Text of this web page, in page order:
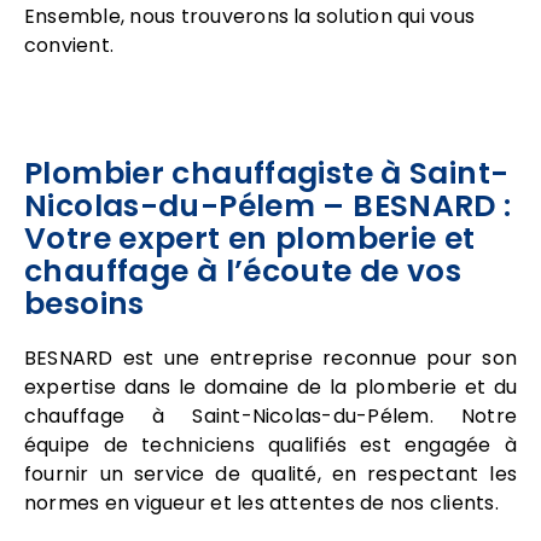
Ensemble, nous trouverons la solution qui vous
convient.
Plombier chauffagiste à Saint-
Nicolas-du-Pélem – BESNARD :
Votre expert en plomberie et
chauffage à l’écoute de vos
besoins
BESNARD est une entreprise reconnue pour son
expertise dans le domaine de la plomberie et du
chauffage à Saint-Nicolas-du-Pélem. Notre
équipe de techniciens qualifiés est engagée à
fournir un service de qualité, en respectant les
normes en vigueur et les attentes de nos clients.